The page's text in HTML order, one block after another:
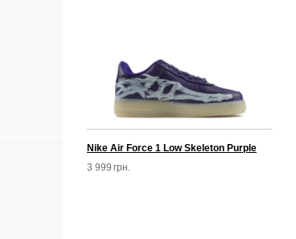
Nike Air Force 1 Low Skeleton Purple
3 999 грн.